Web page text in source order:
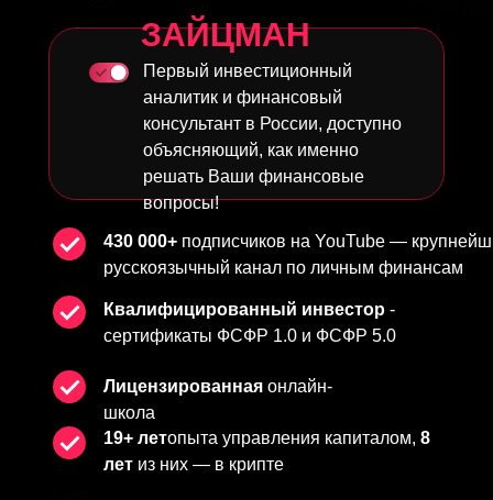
19+ летопыта управления капиталом, 8
лет из них — в крипте
Лицензированная онлайн-
школа
Квалифицированный инвестор -
сертификаты ФСФР 1.0 и ФСФР 5.0
430 000+ подписчиков на YouTube —
русскоязычный канал по личным финансам
Первый инвестиционный
аналитик и финансовый
консультант в России, доступно
объясняющий, как именно
решать Ваши финансовые
вопросы!
ЗАЙЦМАН